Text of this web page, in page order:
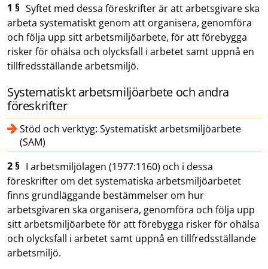
1 § Syftet med dessa föreskrifter är att arbetsgivare ska
arbeta systematiskt genom att organisera, genomföra
och följa upp sitt arbetsmiljöarbete, för att förebygga
risker för ohälsa och olycksfall i arbetet samt uppnå en
tillfredsställande arbetsmiljö.
Systematiskt arbetsmiljöarbete och andra
föreskrifter
Stöd och verktyg: Systematiskt arbetsmiljöarbete
(SAM)
2 § I arbetsmiljölagen (1977:1160) och i dessa
föreskrifter om det systematiska arbetsmiljöarbetet
finns grundläggande bestämmelser om hur
arbetsgivaren ska organisera, genomföra och följa upp
sitt arbetsmiljöarbete för att förebygga risker för ohälsa
och olycksfall i arbetet samt uppnå en tillfredsställande
arbetsmiljö.